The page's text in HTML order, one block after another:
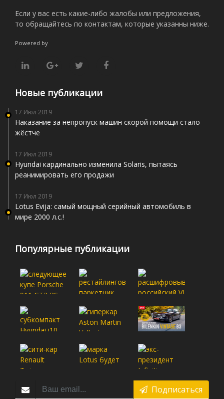
Если у вас есть какие-либо жалобы или предложения,
то обращайтесь по контактам, которые указанны ниже.
Powered by
Новые публикации
17 Июл 2019
Наказание за непропуск машин скорой помощи стало
жёстче
17 Июл 2019
Hyundai кардинально изменила Solaris, пытаясь
реанимировать его продажи
17 Июл 2019
Lotus Evija: самый мощный серийный автомобиль в
мире 2000 л.с.!
Популярные публикации
Подписаться